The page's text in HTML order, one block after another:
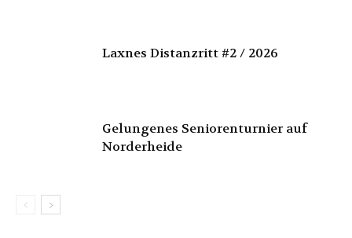
Laxnes Distanzritt #2 / 2026
Gelungenes Seniorenturnier auf
Norderheide